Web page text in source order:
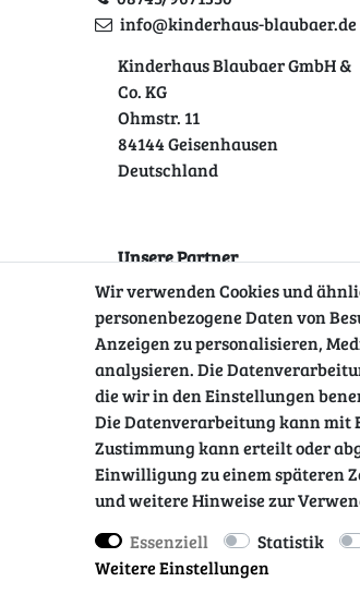
info@kinderhaus-blaubaer.de
Kinderhaus Blaubaer GmbH &
Co. KG
Ohmstr. 11
84144 Geisenhausen
Deutschland
Unsere Partner
Impressum
Wir verwenden Cookies und
personenbezogene Daten von
Anzeigen zu personalisieren,
analysieren. Die
die wir in den Einstellungen
Die Datenverarbeitung kann mit
Zustimmung kann erteilt oder
Einwilligung zu einem späteren
und weitere Hinweise zur
Essenziell
Statistik
Weitere Einstellungen